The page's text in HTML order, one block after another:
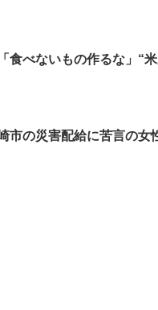
食べないもの作るな」“
市の災害配給に苦言の